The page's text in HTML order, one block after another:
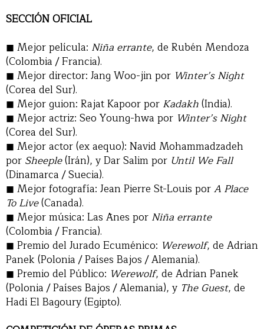
SECCIÓN OFICIAL
Mejor película: Niña errante, de Rubén Mendoza
(Colombia / Francia).
Mejor director: Jang Woo-jin por Winter’s Night
(Corea del Sur).
Mejor guion: Rajat Kapoor por Kadakh(India).
Mejor actriz: Seo Young-hwa por Winter’s Night
(Corea del Sur).
Mejor actor (ex aequo): Navid Mohammadzadeh
por Sheeple(Irán), y Dar Salim por Until We Fall
(Dinamarca / Suecia).
Mejor fotografía: Jean Pierre St-Louis porA Place
To Live(Canada).
Mejor música: Las Ānes por Niña errante
(Colombia / Francia).
Premio del Jurado Ecuménico: Werewolf, de Adrian
Panek (Polonia / Países Bajos / Alemania).
Premio del Público: Werewolf, de Adrian Panek
(Polonia / Países Bajos / Alemania), y The Guest, de
Hadi El Bagoury (Egipto).